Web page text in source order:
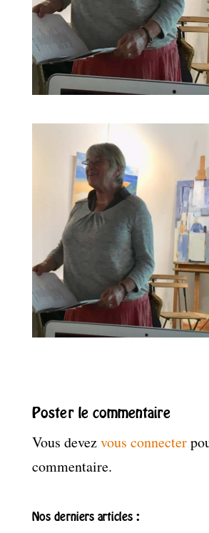
Poster le commentaire
Vous devezvous connecter
commentaire.
Nos derniers articles :